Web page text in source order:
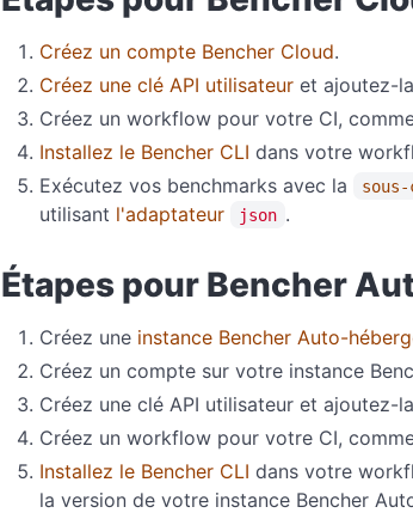
Créez un compte Bencher Cloud.
Créez une clé API utilisateur et ajoutez-
Créez un workflow pour votre CI,
Installez le Bencher CLI dans votre
Exécutez vos benchmarks avec la
sous-
utilisant l'adaptateur json .
Étapes pour Bencher
Créez une instance Bencher Auto-
Créez un compte sur votre instance
Créez une clé API utilisateur et ajoutez-
Créez un workflow pour votre CI,
Installez le Bencher CLI dans votre
la version de votre instance Bencher